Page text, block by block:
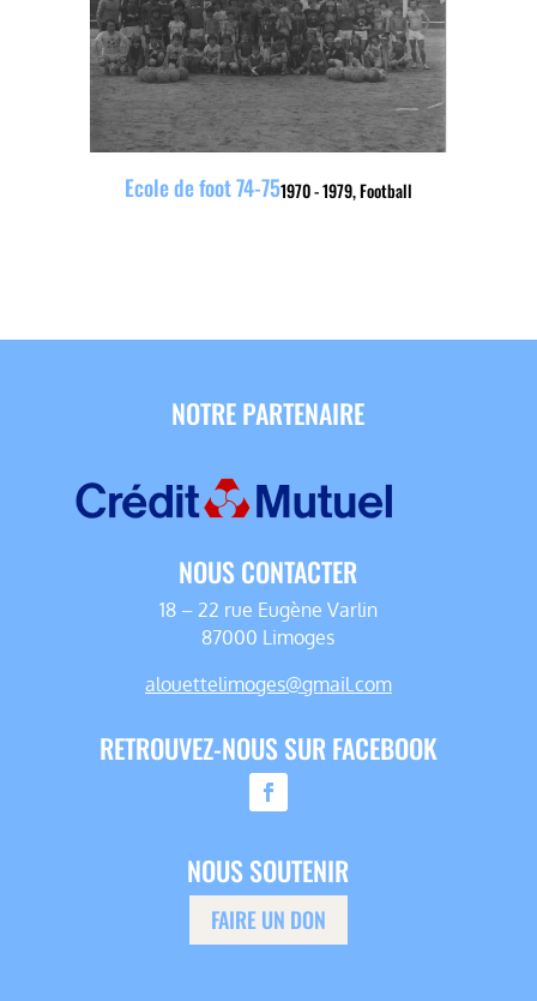
1970 - 1979,Football
Ecole de foot 74-75
NOTRE PARTENAIRE
NOUS CONTACTER
18 – 22 rue Eugène Varlin
87000 Limoges
alouettelimoges@gmail.com
RETROUVEZ-NOUS SUR FACEBOOK
NOUS SOUTENIR
FAIRE UN DON